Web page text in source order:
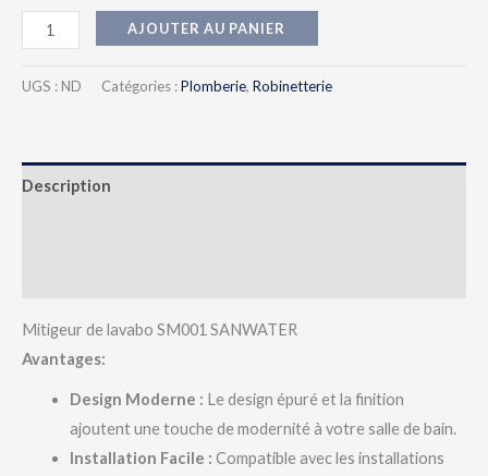
AJOUTER AU PANIER
UGS : ND Catégories :Plomberie, Robinetterie
Description
Mitigeur de lavabo SM001 SANWATER
Avantages:
Design Moderne : Le design épuré et la finition
ajoutent une touche de modernité à votre salle de bain.
Installation Facile : Compatible avec les installations